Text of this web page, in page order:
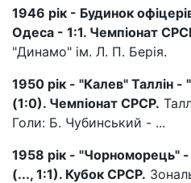
1946 рік - Будинок
Одеса - 1:1. Чемпіонат
"Динамо" ім. Л. П. Берія.
1950 рік - "Калев" Таллін
(1:0). Чемпіонат СРСР.
Голи: Б. Чубинський - ...
1958 рік - "Чорноморець"
(..., 1:1). Кубок СРСР.